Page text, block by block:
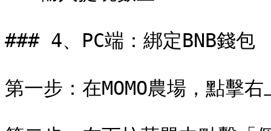
### 4、PC端：綁定BNB錢包
第一步：在MOMO農場，點擊